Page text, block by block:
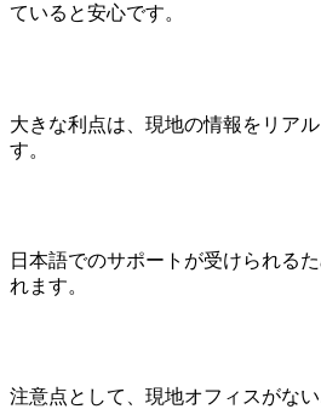
ていると安心です。
大きな利点は、現地の情報をリア
す。
日本語でのサポートが受けられる
れます。
注意点として、現地オフィスがな